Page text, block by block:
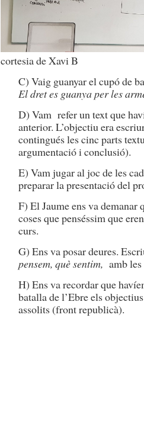
cortesia de Xavi B
C) Vaig guanyar el cupó de
El dret es guanya per les
D) Vam refer un text que
anterior. L’objectiu era
contingués les cinc parts
argumentació i conclusió).
E) Vam jugar al joc de les
preparar la presentació del
F) El Jaume ens va
coses que penséssim que
curs.
G) Ens va posar deures.
pensem, què sentim, amb
H) Ens va recordar que
batalla de l’Ebre els
assolits (front republicà).